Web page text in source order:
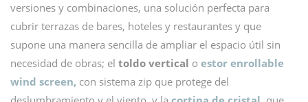
versiones y combinaciones, una solución perfecta para
cubrir terrazas de bares, hoteles y restaurantes y que
supone una manera sencilla de ampliar el espacio útil sin
necesidad de obras; el toldo vertical o estor enrollable
wind screen, con sistema zip que protege del